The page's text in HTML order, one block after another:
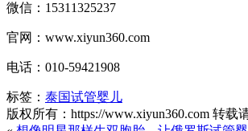
微信：15311325237
官网：www.xiyun360.com
电话：010-59421908
标签： 泰国试管婴儿
版权所有：https://www.xiyun360.com 转载